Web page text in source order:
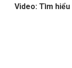
Video: Tìm